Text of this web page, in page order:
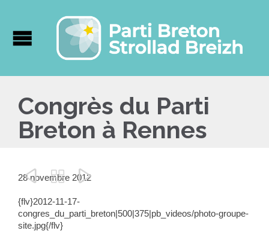
Congrès du Parti
Breton à Rennes
  
28 novembre 2012
{flv}2012-11-17-
congres_du_parti_breton|500|375|pb_videos/photo-groupe-
site.jpg{/flv}